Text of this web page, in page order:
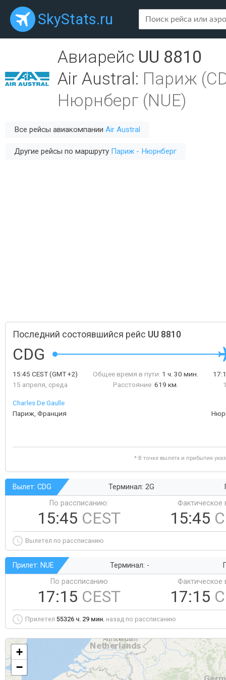
SkyStats.ru
Авиарейс UU 8810
Air Austral: Париж
Нюрнберг (NUE)
Все рейсы авиакомпании Air Austral
Другие рейсы по маршруту Париж - Нюрнберг
Последний состоявшийся рейс UU 8810
CDG
15:45 CEST(GMT +2)
15 апреля, среда
Общее время в пути: 1 ч. 30 мин.
Расстояние: 619 км.
Charles De Gaulle
Париж, Франция
* В точке вылета и прибытия
Вылет: CDG Терминал: 2G
По рассписанию:
15:45 CEST
Фактическое
15:45
Вылетел по рассписанию
Прилет: NUE Терминал: -
По рассписанию
17:15 CEST
Фактическое
17:15
Прилетел 55326 ч. 29 мин. назад по рассписанию
+
−